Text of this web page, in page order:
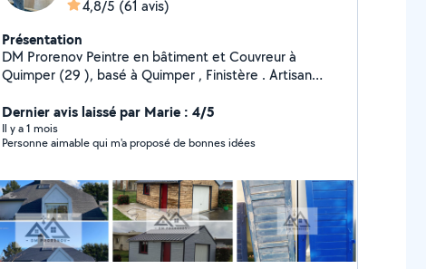
4,8/5 (61 avis)
Présentation
DM Prorenov Peintre en bâtiment et Couvreur à
Quimper (29 ), basé à Quimper , Finistère . Artisan
extérieure, ravalement de façade, rénovation de
toiture et nettoyage de toiture et façade. J'interviens
rapidement Mes prestations : - Peinture intérieure :
extérieure & ravalement de façade - Couverture :
réparation et rénovation de toiture - Nettoyage et
démoussage de toiture et façade Devis gratuit et
rapide sur demande.
Dernier avis laissé par Marie : 4/5
Il y a 1 mois
Personne aimable qui m'a proposé de bonnes idées